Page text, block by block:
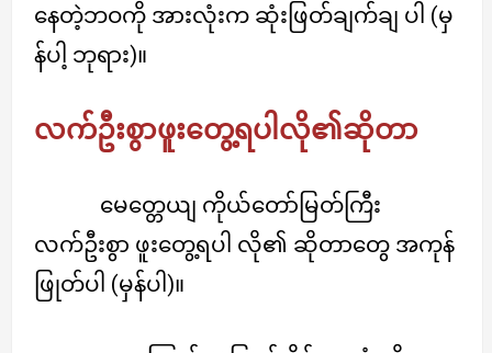
နေတဲ့ဘဝကို အားလုံးက ဆုံးဖြတ်ချက်ချ ပါ (မှ
န်ပါ့ ဘုရား)။
လက်ဦးစွာဖူးတွေ့ရပါလို၏ဆိုတာ
မေတ္တေယျ ကိုယ်တော်မြတ်ကြီး
လက်ဦးစွာ ဖူးတွေ့ရပါ လို၏ ဆိုတာတွေ အကုန်
ဖြုတ်ပါ (မှန်ပါ)။